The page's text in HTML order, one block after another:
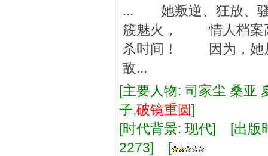
... 她叛逆、狂放、
簇魅火， 情人档案
杀时间！ 因为，
敌...
[主要人物: 司家尘 桑
子,破镜重圆]
[时代背景: 现代] [出
2273] [